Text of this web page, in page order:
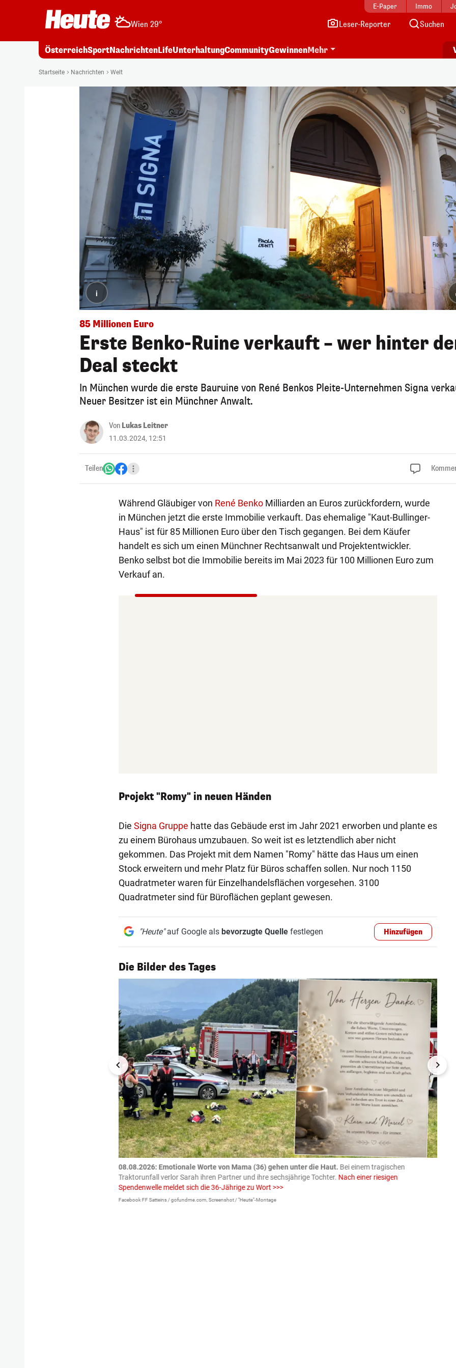
E-Paper Immo
Wien 29° Leser-Reporter Suchen
ÖsterreichSportNachrichtenLifeUnterhaltungCommunityGewinnenMehr
Startseite Nachrichten Welt
i
85 Millionen Euro
Erste Benko-Ruine verkauft – wer hinter
Deal steckt
In München wurde die erste Bauruine von René Benkos Pleite-Unternehmen Signa
Neuer Besitzer ist ein Münchner Anwalt.
Von Lukas Leitner
11.03.2024, 12:51
Teilen
Während Gläubiger von René BenkoMilliarden an Euros zurückfordern, wurde
in München jetzt die erste Immobilie verkauft. Das ehemalige "Kaut-Bullinger-
Haus" ist für 85 Millionen Euro über den Tisch gegangen. Bei dem Käufer
handelt es sich um einen Münchner Rechtsanwalt und Projektentwickler.
Benko selbst bot die Immobilie bereits im Mai 2023 für 100 Millionen Euro zum
Verkauf an.
Projekt "Romy" in neuen Händen
Die Signa Gruppe hatte das Gebäude erst im Jahr 2021 erworben und plante es
zu einem Bürohaus umzubauen. So weit ist es letztendlich aber nicht
gekommen. Das Projekt mit dem Namen "Romy" hätte das Haus um einen
Stock erweitern und mehr Platz für Büros schaffen sollen. Nur noch 1150
Quadratmeter waren für Einzelhandelsflächen vorgesehen. 3100
Quadratmeter sind für Büroflächen geplant gewesen.
"Heute"auf Google als bevorzugte Quellefestlegen Hinzufügen
Die Bilder des Tages
1/56
08.08.2026: Emotionale Worte von Mama (36) gehen unter die Haut. Bei einem tragischen
Traktorunfall verlor Sarah ihren Partner und ihre sechsjährige Tochter. Nach einer riesigen
Spendenwelle meldet sich die 36-Jährige zu Wort >>>
Facebook FF Satteins / gofundme.com, Screenshot / "Heute"-Montage